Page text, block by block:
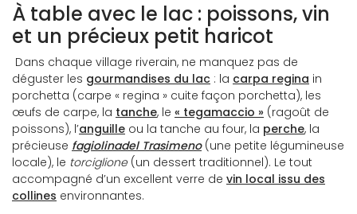
À table avec le lac : poissons, vin
et un précieux petit haricot
Dans chaque village riverain, ne manquez pas de
déguster les gourmandises du lac : la carpa regina in
porchetta (carpe « regina » cuite façon porchetta), les
œufs de carpe, la tanche, le « tegamaccio » (ragoût de
poissons), l’anguille ou la tanche au four, la perche, la
précieuse fagiolinadel Trasimeno(une petite légumineuse
locale), le torciglione(un dessert traditionnel). Le tout
accompagné d’un excellent verre de vin local issu des
collines environnantes.